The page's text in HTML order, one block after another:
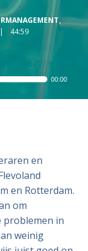
,
44:59
00:00
en
en Rotterdam.
om
problemen in
weinig